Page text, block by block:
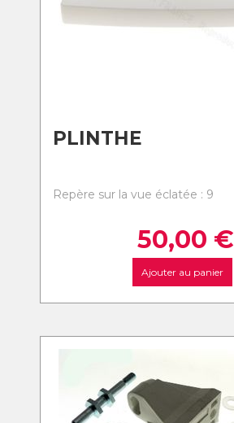
PLINTHE
Repère sur la vue éclatée : 9
50,00 €
Ajouter au panier